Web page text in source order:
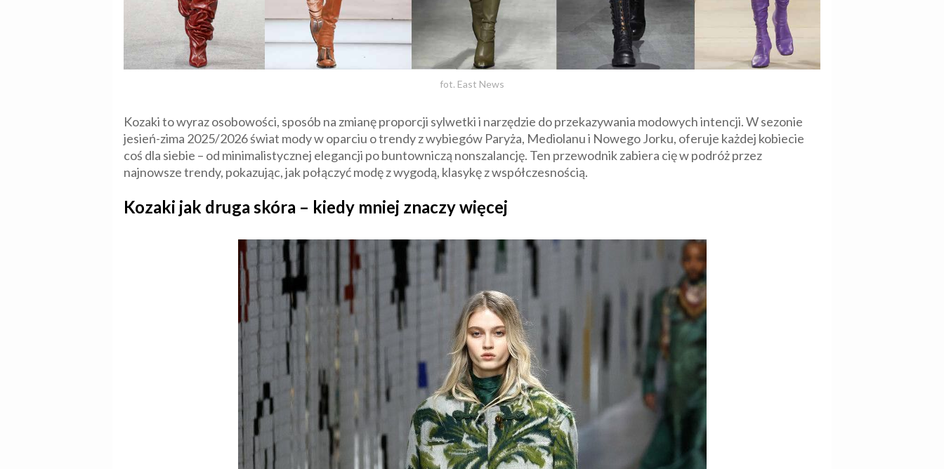
fot. East News
Kozaki to wyraz osobowości, sposób na zmianę proporcji sylwetki i narzędzie do przekazywania modowych intencji. W sezonie
jesień-zima 2025/2026 świat mody w oparciu o trendy z wybiegów Paryża, Mediolanu i Nowego Jorku, oferuje każdej kobiecie
coś dla siebie – od minimalistycznej elegancji po buntowniczą nonszalancję. Ten przewodnik zabiera cię w podróż przez
najnowsze trendy, pokazując, jak połączyć modę z wygodą, klasykę z współczesnością.
Kozaki jak druga skóra – kiedy mniej znaczy więcej